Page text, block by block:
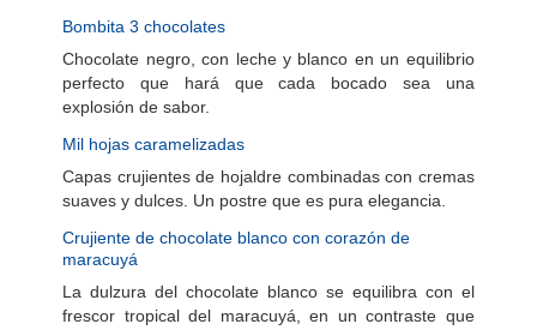
Bombita 3 chocolates
Chocolate negro, con leche y blanco en un equilibrio
perfecto que hará que cada bocado sea una
explosión de sabor.
Mil hojas caramelizadas
Capas crujientes de hojaldre combinadas con cremas
suaves y dulces. Un postre que es pura elegancia.
Crujiente de chocolate blanco con corazón de
maracuyá
La dulzura del chocolate blanco se equilibra con el
frescor tropical del maracuyá, en un contraste que